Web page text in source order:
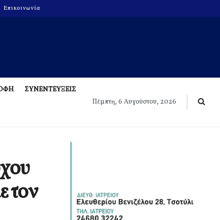
Επικοινωνία
ΣΥΝΕΝΤΕΥΞΕΙΣ
Πέμπτη, 6 Αυγούστου, 2026
τον